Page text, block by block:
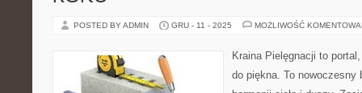
POSTED BY ADMIN GRU - 11 - 2025 MOŻLIWOŚĆ
Kraina Pielęgnacji to
do piękna. To